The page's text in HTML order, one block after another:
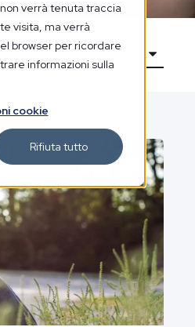
verrà tenuta traccia
visita, ma verrà
browser per ricordare
informazioni sulla
cookie
Rifiuta tutto